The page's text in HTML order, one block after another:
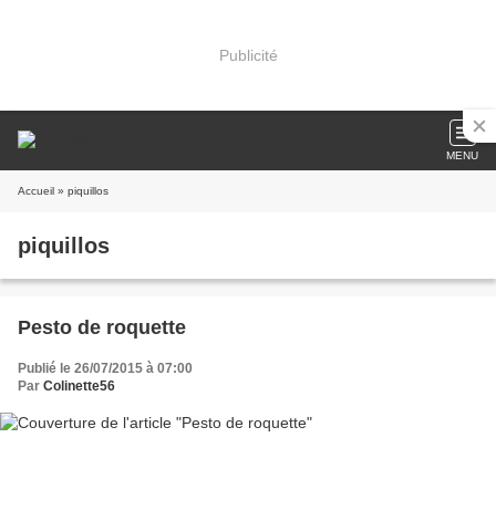
Publicité
MENU
Accueil » piquillos
piquillos
Pesto de roquette
Publié le 26/07/2015 à 07:00
Par Colinette56